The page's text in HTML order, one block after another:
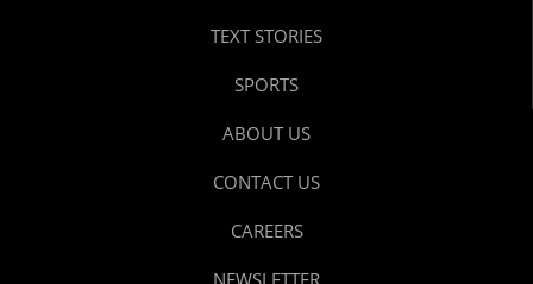
TEXT STORIES
SPORTS
ABOUT US
CONTACT US
CAREERS
NEWSLETTER